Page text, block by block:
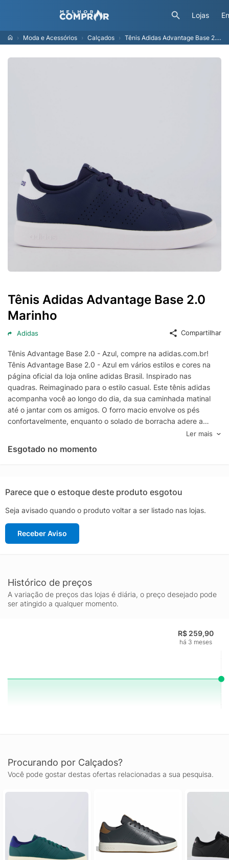
Lojas
Moda e Acessórios Calçados Tênis Adidas Advantage Base 2.0 Marinho
Tênis Adidas Advantage Base 2.0
Marinho
Adidas Compartilhar
Tênis Advantage Base 2.0 - Azul, compre na adidas.com.br!
Tênis Advantage Base 2.0 - Azul em vários estilos e cores na
página oficial da loja online adidas Brasil. Inspirado nas
quadras. Reimaginado para o estilo casual. Este tênis adidas
acompanha você ao longo do dia, da sua caminhada matinal
até o jantar com os amigos. O forro macio envolve os pés
confortavelmente, enquanto o solado de borracha adere a
qualquer superfície. As Três Listras perfuradas são uma
referência sutil ao DNA adidas. Este produto contém pelo
menos 20% de materiais reciclados. Ao escolher o reciclado,
reduzir a pegada dos produtos que fabricamos.
Ler mais
Esgotado no momento
Parece que o estoque deste produto esgotou
Seja avisado quando o produto voltar a ser listado nas lojas.
Receber Aviso
Histórico de preços
A variação de preços das lojas é diária, o preço desejado pode
ser atingido a qualquer momento.
R$ 259,90
há 3 meses
Procurando por Calçados?
Você pode gostar destas ofertas relacionadas a sua pesquisa.